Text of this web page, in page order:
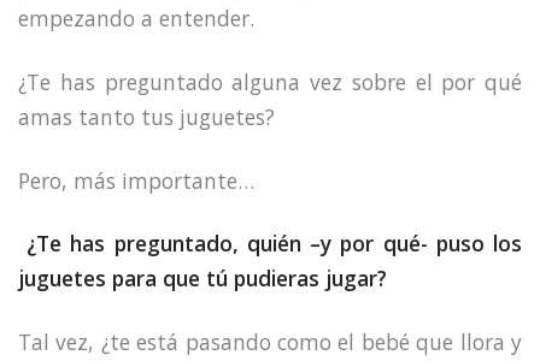
empezando a entender.
¿Te has preguntado alguna vez sobre el por qué
amas tanto tus juguetes?
Pero, más importante…
¿Te has preguntado, quién –y por qué- puso los
juguetes para que tú pudieras jugar?
Tal vez, ¿te está pasando como el bebé que llora y